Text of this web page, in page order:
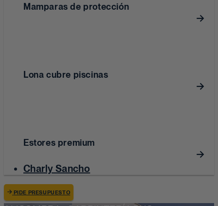
Mamparas de protección
Lona cubre piscinas
Estores premium
Charly Sancho
PIDE PRESUPUESTO